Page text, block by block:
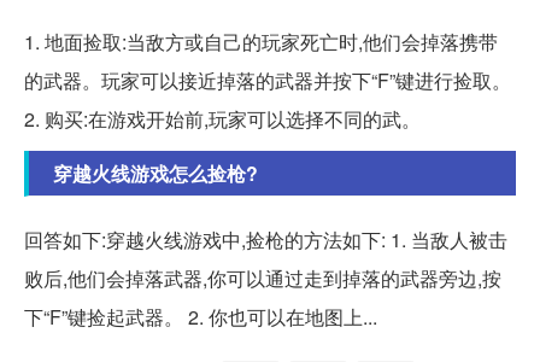
1. 地面捡取:当敌方或自己的玩家死亡时,他们会掉落携带
的武器。玩家可以接近掉落的武器并按下“F”键进行捡取。
2. 购买:在游戏开始前,玩家可以选择不同的武。
穿越火线游戏怎么捡枪?
回答如下:穿越火线游戏中,捡枪的方法如下: 1. 当敌人被击
败后,他们会掉落武器,你可以通过走到掉落的武器旁边,按
下“F”键捡起武器。 2. 你也可以在地图上...